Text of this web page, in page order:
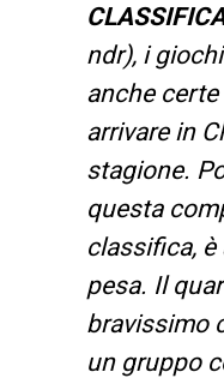
ndr), i
anche
arrivare in
stagione.
questa
classifica,
pesa. Il
bravissimo
un gruppo